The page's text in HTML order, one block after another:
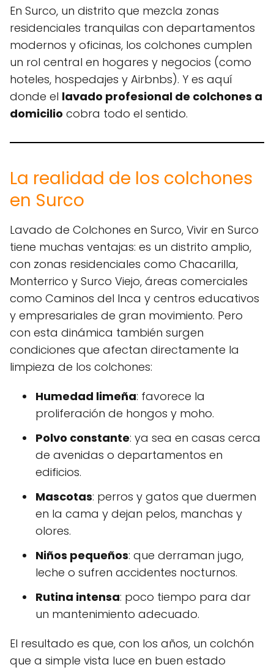
En Surco, un distrito que mezcla zonas
residenciales tranquilas con departamentos
modernos y oficinas, los colchones cumplen
un rol central en hogares y negocios (como
hoteles, hospedajes y Airbnbs). Y es aquí
donde el lavado profesional de colchones a
domicilio cobra todo el sentido.
La realidad de los colchones
en Surco
Lavado de Colchones en Surco, Vivir en Surco
tiene muchas ventajas: es un distrito amplio,
con zonas residenciales como Chacarilla,
Monterrico y Surco Viejo, áreas comerciales
como Caminos del Inca y centros educativos
y empresariales de gran movimiento. Pero
con esta dinámica también surgen
condiciones que afectan directamente la
limpieza de los colchones:
Humedad limeña: favorece la
proliferación de hongos y moho.
Polvo constante: ya sea en casas cerca
de avenidas o departamentos en
edificios.
Mascotas: perros y gatos que duermen
en la cama y dejan pelos, manchas y
olores.
Niños pequeños: que derraman jugo,
leche o sufren accidentes nocturnos.
Rutina intensa: poco tiempo para dar
un mantenimiento adecuado.
El resultado es que, con los años, un colchón
que a simple vista luce en buen estado